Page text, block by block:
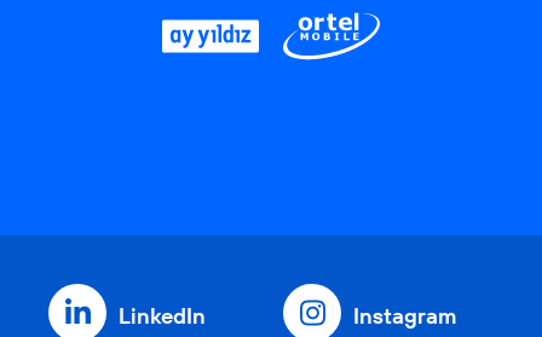
LinkedIn Instagram